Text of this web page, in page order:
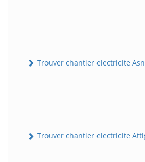
Trouver chantier electricite
Trouver chantier electricite